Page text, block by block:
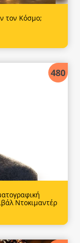
τον Κόσμο;
480
Ντοκιμαντέρ